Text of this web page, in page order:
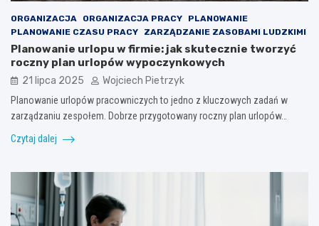
ORGANIZACJA ORGANIZACJA PRACY
PLANOWANIE
PLANOWANIE CZASU PRACY
ZARZĄDZANIE ZASOBAMI LUDZKIMI
Planowanie urlopu w firmie: jak skutecznie tworzyć
roczny plan urlopów wypoczynkowych
21 lipca 2025 Wojciech Pietrzyk
Planowanie urlopów pracowniczych to jedno z kluczowych zadań w
zarządzaniu zespołem. Dobrze przygotowany roczny plan urlopów…
Czytaj dalej